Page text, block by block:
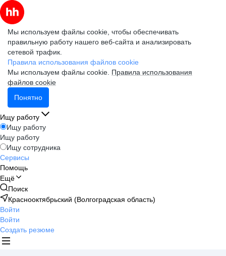
Мы используем файлы cookie, чтобы обеспечивать
правильную работу нашего веб-сайта и анализировать
сетевой трафик.
Правила использования файлов cookie
Мы используем файлы cookie. Правила использования
файлов cookie
Понятно
Ищу работу
Ищу работу
Ищу работу
Ищу сотрудника
Сервисы
Помощь
Ещё
Поиск
Краснооктябрьский (Волгоградская область)
Войти
Войти
Создать резюме